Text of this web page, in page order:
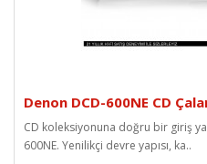
Denon DCD-600NE CD
CD koleksiyonuna doğru bir giriş
600NE. Yenilikçi devre yapısı, ka..